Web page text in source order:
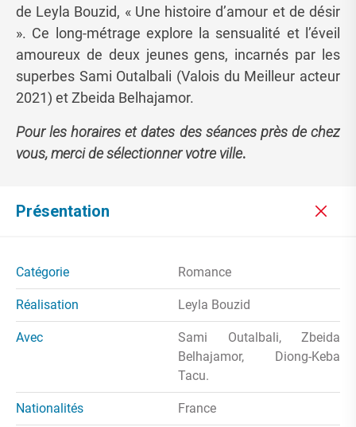
de Leyla Bouzid, « Une histoire d’amour et de désir
». Ce long-métrage explore la sensualité et l’éveil
amoureux de deux jeunes gens, incarnés par les
superbes Sami Outalbali (Valois du Meilleur acteur
2021) et Zbeida Belhajamor.
Pour les horaires et dates des séances près de chez
vous, merci de sélectionner votre ville.
Présentation
Catégorie Romance
Réalisation Leyla Bouzid
Avec
Sami Outalbali, Zbeida
Belhajamor, Diong-Keba
Tacu.
Nationalités France